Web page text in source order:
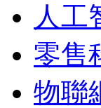
人工
零售
物聯